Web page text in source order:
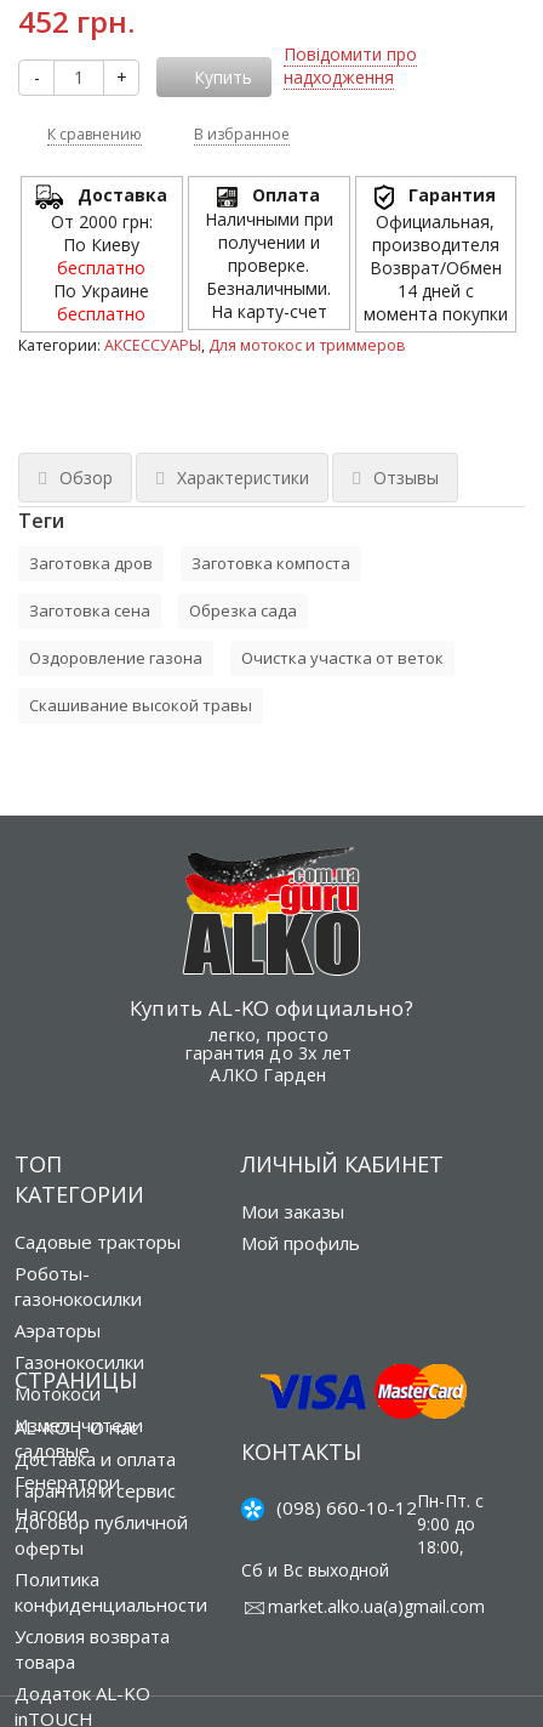
452 грн.
- + Купить
Повідомити про
надходження
К сравнению В избранное
Доставка
От 2000 грн:
По Киеву
бесплатно
По Украине
бесплатно
Оплата
Наличными при
получении и
проверке.
Безналичными.
На карту-счет
Гарантия
Официальная,
производителя
Возврат/Обмен
14 дней с
момента покупки
Категории: АКСЕССУАРЫ, Для мотокос и триммеров
Обзор Характеристики Отзывы
Теги
Заготовка дров Заготовка компоста
Заготовка сена Обрезка сада
Оздоровление газона Очистка участка от веток
Скашивание высокой травы
Купить AL-KO официально?
легко, просто
гарантия до 3х лет
АЛКО Гарден
ТОП
КАТЕГОРИИ
Садовые тракторы
Роботы-
газонокосилки
Аэраторы
Газонокосилки
Мотокоси
Измельчители
садовые
Генератори
Насоси
СТРАНИЦЫ
AL-KO | О нас
Доставка и оплата
Гарантия и сервис
Договор публичной
оферты
Политика
конфиденциальности
Условия возврата
товара
Додаток AL-KO
inTOUCH
ЛИЧНЫЙ КАБИНЕТ
Мои заказы
Мой профиль
КОНТАКТЫ
(098) 660-10-12Пн-Пт. с
9:00 до
18:00,
Сб и Вс выходной
market.alko.ua(а)gmail.com